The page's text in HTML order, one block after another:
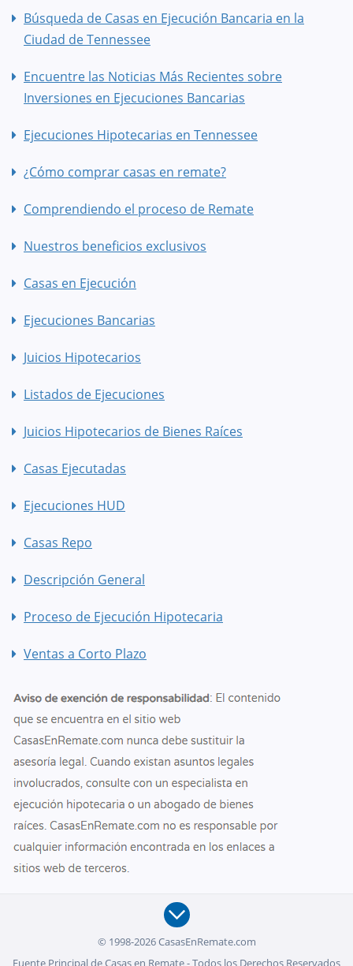
Búsqueda de Casas en Ejecución Bancaria en la
Ciudad de Tennessee
Encuentre las Noticias Más Recientes sobre
Inversiones en Ejecuciones Bancarias
Ejecuciones Hipotecarias en Tennessee
¿Cómo comprar casas en remate?
Comprendiendo el proceso de Remate
Nuestros beneficios exclusivos
Casas en Ejecución
Ejecuciones Bancarias
Juicios Hipotecarios
Listados de Ejecuciones
Juicios Hipotecarios de Bienes Raíces
Casas Ejecutadas
Ejecuciones HUD
Casas Repo
Descripción General
Proceso de Ejecución Hipotecaria
Ventas a Corto Plazo
© 1998-2026 CasasEnRemate.com
Fuente Principal de Casas en Remate - Todos los Derechos Reservados